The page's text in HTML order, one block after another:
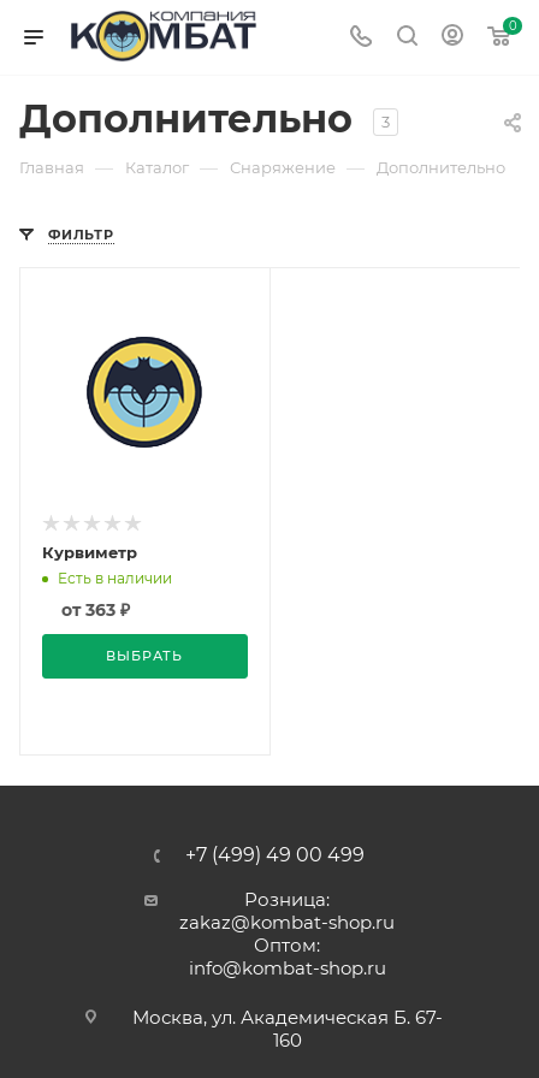
0
Дополнительно 3
Главная — Каталог — Снаряжение — Дополнительно
ФИЛЬТР
Курвиметр
Есть в наличии
от363 ₽
ВЫБРАТЬ
+7 (499) 49 00 499
Розница:
zakaz@kombat-shop.ru
Оптом:
info@kombat-shop.ru
Москва, ул. Академическая Б. 67-
160